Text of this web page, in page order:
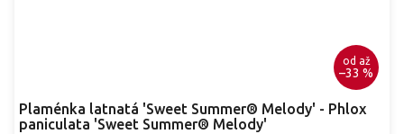
od až
–33 %
Plaménka latnatá 'Sweet Summer® Melody' - Phlox
paniculata 'Sweet Summer® Melody'